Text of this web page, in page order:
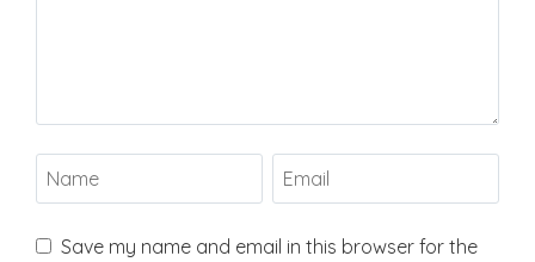
Save my name and email in this browser for the